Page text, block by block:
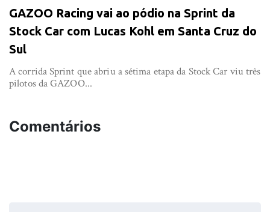
GAZOO Racing vai ao pódio na Sprint da
Stock Car com Lucas Kohl em Santa Cruz do
Sul
A corrida Sprint que abriu a sétima etapa da Stock Car viu três
pilotos da GAZOO...
Comentários